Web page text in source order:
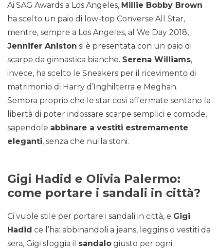
Ai SAG Awards a Los Angeles, Millie Bobby Brown
ha scelto un paio di low-top Converse All Star,
mentre, sempre a Los Angeles, al We Day 2018,
Jennifer Aniston si è presentata con un paio di
scarpe da ginnastica bianche. Serena Williams,
invece, ha scelto le Sneakers per il ricevimento di
matrimonio di Harry d’Inghilterra e Meghan.
Sembra proprio che le star così affermate sentano la
libertà di poter indossare scarpe semplici e comode,
sapendole abbinare a vestiti estremamente
eleganti, senza che nulla stoni.
Gigi Hadid e Olivia Palermo:
come portare i sandali in città?
Ci vuole stile per portare i sandali in città, e Gigi
Hadid ce l’ha: abbinandoli a jeans, leggins o vestiti da
sera, Gigi sfoggia il sandalo giusto per ogni